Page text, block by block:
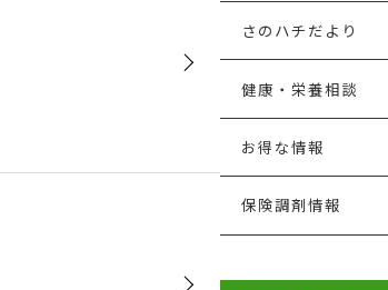
さのハチだより
健康・栄養相談
お得な情報
保険調剤情報